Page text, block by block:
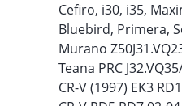
Cefiro, i30, i35,
Bluebird, Primera,
Murano
Teana PRC
CR-V (1997) EK3